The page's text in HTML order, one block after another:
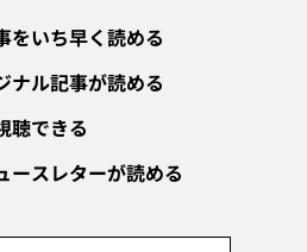
をいち早く読める
ナル記事が読める
聴できる
ースレターが読める